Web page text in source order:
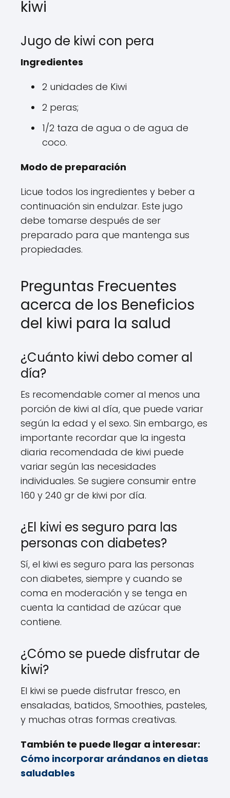
kiwi
Jugo de kiwi con pera
Ingredientes
2 unidades de Kiwi
2 peras;
1/2 taza de agua o de agua de
coco.
Modo de preparación
Licue todos los ingredientes y beber a
continuación sin endulzar. Este jugo
debe tomarse después de ser
preparado para que mantenga sus
propiedades.
Preguntas Frecuentes
acerca de los Beneficios
del kiwi para la salud
¿Cuánto kiwi debo comer al
día?
Es recomendable comer al menos una
porción de kiwi al día, que puede variar
según la edad y el sexo. Sin embargo, es
importante recordar que la ingesta
diaria recomendada de kiwi puede
variar según las necesidades
individuales. Se sugiere consumir entre
160 y 240 gr de kiwi por día.
¿El kiwi es seguro para las
personas con diabetes?
Sí, el kiwi es seguro para las personas
con diabetes, siempre y cuando se
coma en moderación y se tenga en
cuenta la cantidad de azúcar que
contiene.
¿Cómo se puede disfrutar de
kiwi?
El kiwi se puede disfrutar fresco, en
ensaladas, batidos, Smoothies, pasteles,
y muchas otras formas creativas.
También te puede llegar a interesar:
Cómo incorporar arándanos en dietas
saludables